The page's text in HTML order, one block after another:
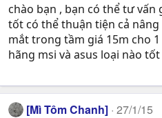
chào bạn , bạn có thể tư
tốt có thể thuận tiện cả
mắt trong tầm giá 15m cho
hãng msi và asus loại nào
[Mì Tôm Chanh] 27/1/15